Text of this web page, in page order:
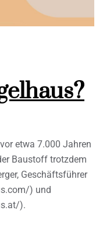
etwa 7.000 Jahren
Baustoff trotzdem
Geschäftsführer
) und
).